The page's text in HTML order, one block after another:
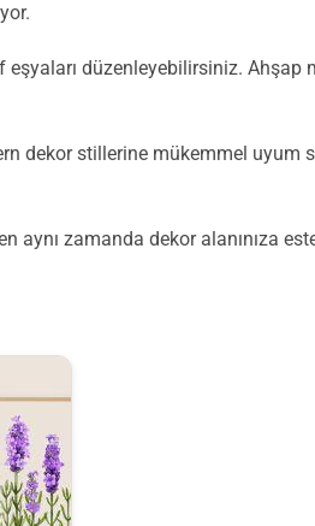
düzenleyebilirsiniz. Ahşap
dekor stillerine mükemmel
aynı zamanda dekor alanınıza